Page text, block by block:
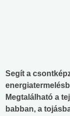
Segít a
Megtalálható a
babban, a